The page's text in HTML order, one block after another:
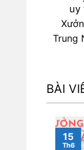
uy
Trung
BÀI
15
Th6